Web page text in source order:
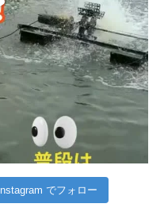
Instagram でフォロー